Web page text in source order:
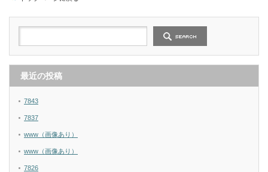
最近の投稿
7843
7837
www（画像あり）
www（画像あり）
7826